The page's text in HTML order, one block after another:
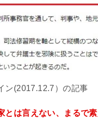
ン(2017.12.7）の記事
とは言えない、まるで